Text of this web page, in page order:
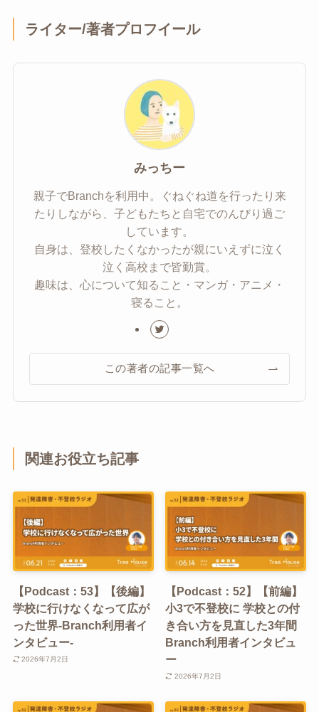
ライター/著者プロフイール
みっちー
親子でBranchを利用中。ぐねぐね道を行ったり来
たりしながら、子どもたちと自宅でのんびり過ご
しています。
自身は、登校したくなかったが親にいえずに泣く
泣く高校まで皆勤賞。
趣味は、心について知ること・マンガ・アニメ・
寝ること。
この著者の記事一覧へ
関連お役立ち記事
【Podcast：53】【後編】
学校に行けなくなって広が
った世界-Branch利用者イ
ンタビュー-
2026年7月2日
【Podcast：52】【前編】
小3で不登校に 学校との付
き合い方を見直した3年間
Branch利用者インタビュ
ー
2026年7月2日